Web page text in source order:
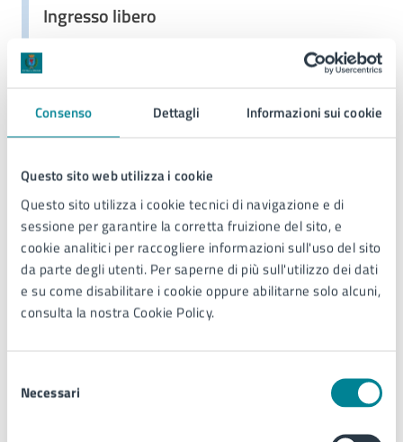
Consenso Dettagli Informazioni sui cookie
Questo sito web utilizza i cookie
Questo sito utilizza i cookie tecnici di navigazione e di
sessione per garantire la corretta fruizione del sito, e
cookie analitici per raccogliere informazioni sull'uso del sito
da parte degli utenti. Per saperne di più sull'utilizzo dei dati
e su come disabilitare i cookie oppure abilitarne solo alcuni,
consulta la nostra Cookie Policy.
delNecessari
Ingresso libero
Allegati
Morricone (PDF)
Contatti
Telefono: